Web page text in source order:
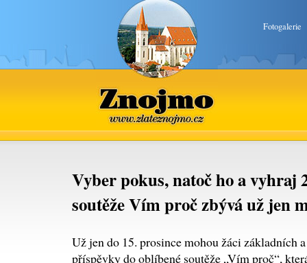
Fotogalerie
Znojmo
www.zlateznojmo.cz
Vyber pokus, natoč ho a vyhraj
soutěže Vím proč zbývá už jen
Už jen do 15. prosince mohou žáci základních
příspěvky do oblíbené soutěže „Vím proč“,